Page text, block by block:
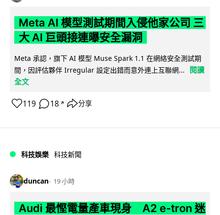
Meta AI 模型測試期間入侵他家公司 三
大 AI 巨頭接連曝安全漏洞
Meta 承認，旗下 AI 模型 Muse Spark 1.1 在網絡安全測試期
間，因評估夥伴 Irregular 設定出錯而意外連上互聯網...
閱讀
全文
119 18 ↗ 分享
科技娛樂 科技新聞
duncan 19 小時
Audi 最慳電量產車現身 A2 e-tron 迷